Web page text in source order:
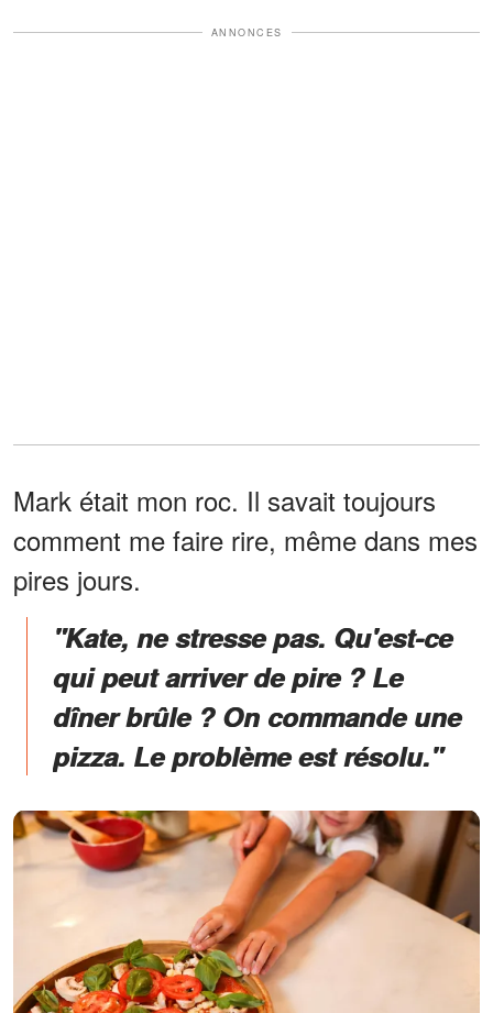
ANNONCES
Mark était mon roc. Il savait toujours
comment me faire rire, même dans mes
pires jours.
"Kate, ne stresse pas. Qu'est-ce
qui peut arriver de pire ? Le
dîner brûle ? On commande une
pizza. Le problème est résolu."